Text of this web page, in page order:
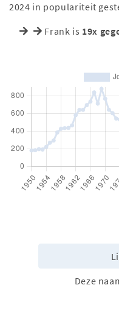
2024 in populariteit
Frank is 19x
Deze